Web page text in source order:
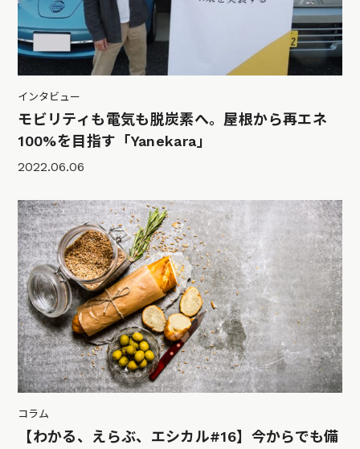
インタビュー
モビリティも電気も脱炭素へ。屋根から再エネ
100%を目指す「Yanekara」
2022.06.06
コラム
【わかる、えらぶ、エシカル#16】今からでも備